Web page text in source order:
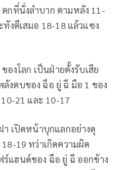
กที่นั่งลำบาก ตามหลัง 11-
งตีเสมอ 18-18 แล้วแซง
องโลก เป็นฝ่ายตั้งรับเสีย
งตบของ ฉือ ยู่ ฉี มือ 1 ของ
21 และ 10-17
เปิดหน้าบุกแลกอย่างดุ
19 ทว่าเกิดความผิด
แฮนด์ของ ฉือ ยู่ ฉี ออกข้าง